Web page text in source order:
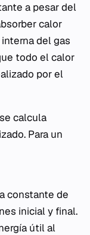
a pesar del
calor
del gas
todo el calor
por el
calcula
Para un
constante de
inicial y final.
útil al